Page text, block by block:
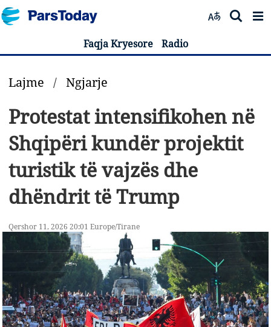
Faqja Kryesore Radio
Lajme / Ngjarje
Protestat intensifikohen në
Shqipëri kundër projektit
turistik të vajzës dhe
dhëndrit të Trump
Qershor 11, 2026 20:01 Europe/Tirane